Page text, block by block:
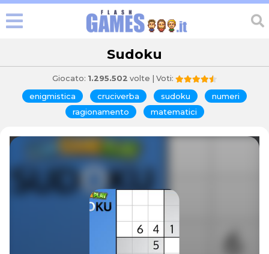
Sudoku
Giocato: 1.295.502 volte | Voti:
enigmistica cruciverba sudoku
numeri
ragionamento
matematici